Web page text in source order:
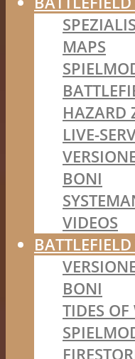
MAPS
HAZARD
LIVE-
BONI
VIDEOS
BONI
TIDES